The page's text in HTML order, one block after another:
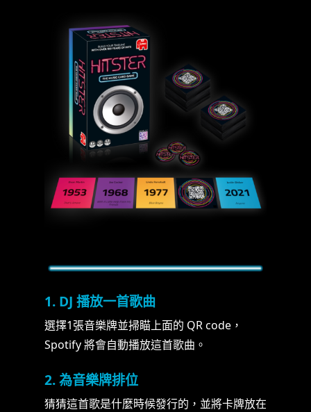
1. DJ 播放一首歌曲
選擇1張音樂牌並掃瞄上面的 QR code，
Spotify 將會自動播放這首歌曲。
2. 為音樂牌排位
猜猜這首歌是什麼時候發行的，並將卡牌放在